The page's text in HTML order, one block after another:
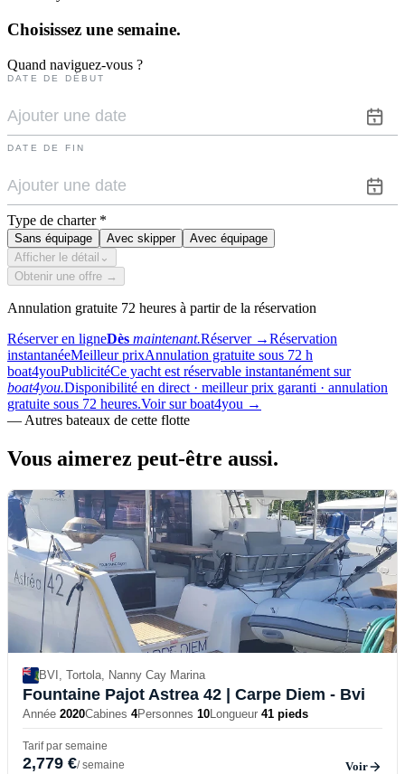
Choisissez une semaine.
Quand naviguez-vous ?
DATE DE DÉBUT
DATE DE FIN
Type de charter *
Sans équipage Avec skipper
Avec équipage
Afficher le détail ⌄
Obtenir une offre →
Annulation gratuite 72 heures à partir de la réservation
Réserver en ligneDès maintenant.Réserver →Réservation
instantanéeMeilleur prixAnnulation gratuite sous 72 h
boat4youPublicitéCe yacht est réservable instantanément sur
boat4you.Disponibilité en direct · meilleur prix garanti · annulation
gratuite sous 72 heures.Voir sur boat4you →
— Autres bateaux de cette flotte
Vous aimerez peut-être aussi.
BVI, Tortola, Nanny Cay Marina
Fountaine Pajot Astrea 42 | Carpe Diem - Bvi
Année 2020Cabines 4Personnes 10Longueur 41 pieds
Tarif par semaine
2,779 €/ semaine Voir